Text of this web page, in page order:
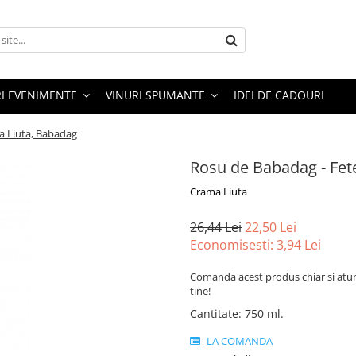
EVENIMENTE VINURI SPUMANTE IDEI DE CADOURI
Liuta, Babadag
Rosu de Babadag -
Crama Liuta
26,44 Lei22,50 Lei
Economisesti: 3,94 Lei
Comanda acest produs chiar si
tine!
Cantitate: 750 ml.
LA COMANDA